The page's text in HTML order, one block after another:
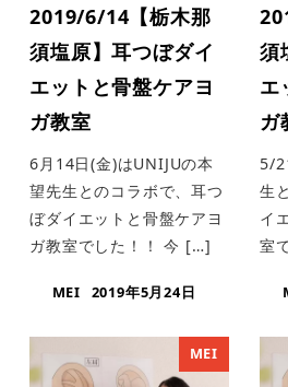
2019/6/14【栃木那
須塩原】耳つぼダイ
エットと骨盤ケアヨ
ガ教室
6月14日(金)はUNIJUの本
望先生とのコラボで、耳つ
ぼダイエットと骨盤ケアヨ
ガ教室でした！！ 今 […]
MEI 2019年5月24日
須
エ
ガ
5/
生
イ
室
MEI